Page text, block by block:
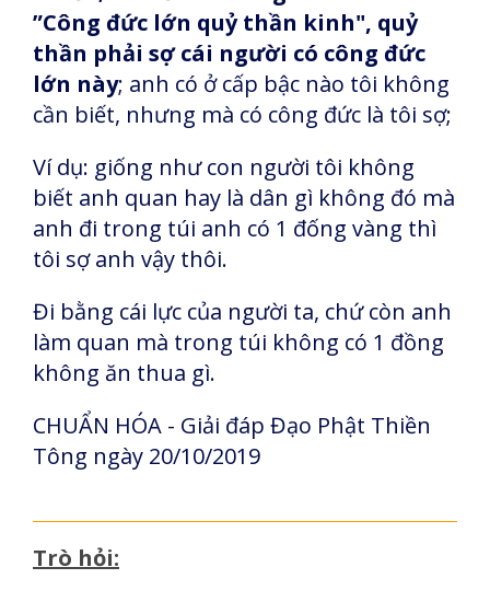
”Công đức lớn quỷ thần kinh", quỷ
thần phải sợ cái người có công đức
lớn này; anh có ở cấp bậc nào tôi không
cần biết, nhưng mà có công đức là tôi sợ;
Ví dụ: giống như con người tôi không
biết anh quan hay là dân gì không đó mà
anh đi trong túi anh có 1 đống vàng thì
tôi sợ anh vậy thôi.
Đi bằng cái lực của người ta, chứ còn anh
làm quan mà trong túi không có 1 đồng
không ăn thua gì.
CHUẨN HÓA - Giải đáp Đạo Phật Thiền
Tông ngày 20/10/2019
Trò hỏi: